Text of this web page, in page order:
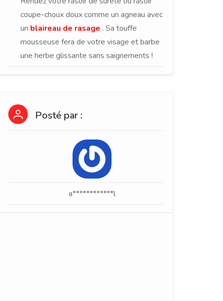
coupe-choux doux comme un agneau avec
un blaireau de rasage . Sa touffe
mousseuse fera de votre visage et barbe
une herbe glissante sans saignements !
Posté par :
a************l